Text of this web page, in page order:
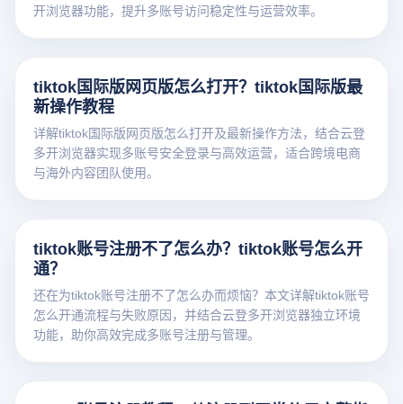
开浏览器功能，提升多账号访问稳定性与运营效率。
tiktok国际版网页版怎么打开？tiktok国际版最
新操作教程
详解tiktok国际版网页版怎么打开及最新操作方法，结合云登
多开浏览器实现多账号安全登录与高效运营，适合跨境电商
与海外内容团队使用。
tiktok账号注册不了怎么办？tiktok账号怎么开
通？
还在为tiktok账号注册不了怎么办而烦恼？本文详解tiktok账号
怎么开通流程与失败原因，并结合云登多开浏览器独立环境
功能，助你高效完成多账号注册与管理。